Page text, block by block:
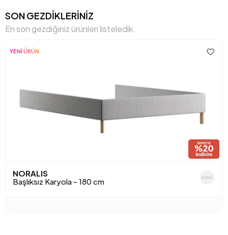
SON GEZDİKLERİNİZ
En son gezdiğiniz ürünleri listeledik.
YENİ ÜRÜN
NORALIS
Başlıksız Karyola - 180 cm